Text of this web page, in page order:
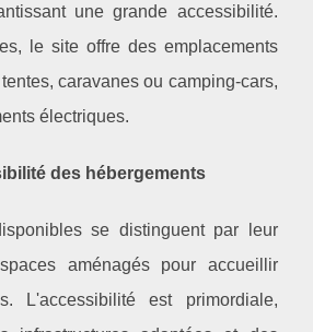
une grande accessibilité.
le site offre des emplacements
caravanes ou camping-cars,
électriques.
des hébergements
se distinguent par leur
aménagés pour accueillir
L'accessibilité est primordiale,